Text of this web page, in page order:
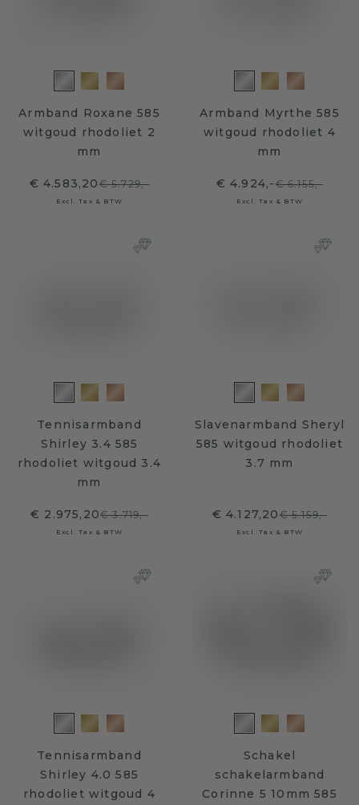
Armband Roxane 585
witgoud rhodoliet 2
mm
€ 4.583,20€ 5.729,-
Excl. Tax & BTW
Armband Myrthe 585
witgoud rhodoliet 4
mm
€ 4.924,-€ 6.155,-
Excl. Tax & BTW
Tennisarmband
Shirley 3.4 585
rhodoliet witgoud 3.4
mm
€ 2.975,20€ 3.719,-
Excl. Tax & BTW
Slavenarmband Sheryl
585 witgoud rhodoliet
3.7 mm
€ 4.127,20€ 5.159,-
Excl. Tax & BTW
Tennisarmband
Shirley 4.0 585
rhodoliet witgoud 4
Schakel
schakelarmband
Corinne 5 10mm 585